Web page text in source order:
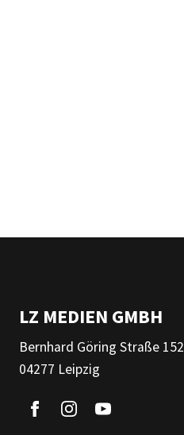
LZ MEDIEN GMBH
Bernhard Göring Straße 152
04277 Leipzig